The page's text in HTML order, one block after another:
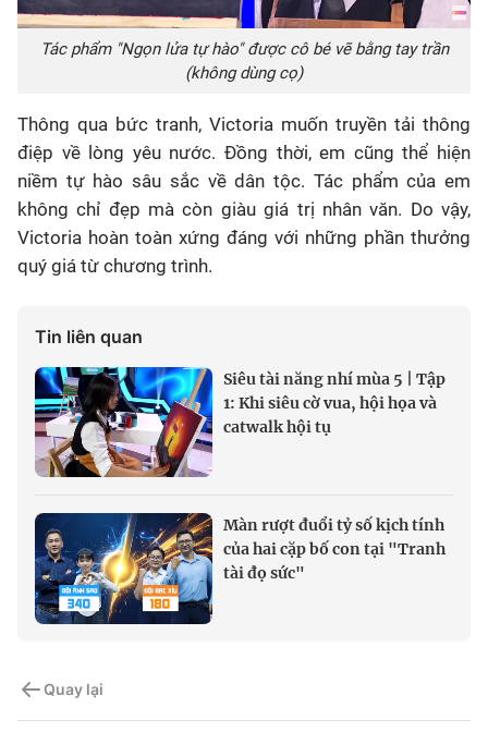
Tác phẩm "Ngọn lửa tự hào" được cô bé vẽ bằng tay trần
(không dùng cọ)
Thông qua bức tranh, Victoria muốn truyền tải thông
điệp về lòng yêu nước. Đồng thời, em cũng thể hiện
niềm tự hào sâu sắc về dân tộc. Tác phẩm của em
không chỉ đẹp mà còn giàu giá trị nhân văn. Do vậy,
Victoria hoàn toàn xứng đáng với những phần thưởng
quý giá từ chương trình.
Tin liên quan
Siêu tài năng nhí mùa 5 | Tập
1: Khi siêu cờ vua, hội họa và
catwalk hội tụ
Màn rượt đuổi tỷ số kịch tính
của hai cặp bố con tại "Tranh
tài đọ sức"
Quay lại